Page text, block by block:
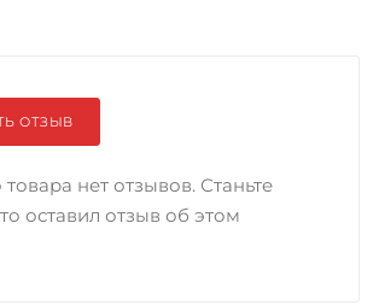
ОТЗЫВ
нет отзывов. Станьте
оставил отзыв об этом